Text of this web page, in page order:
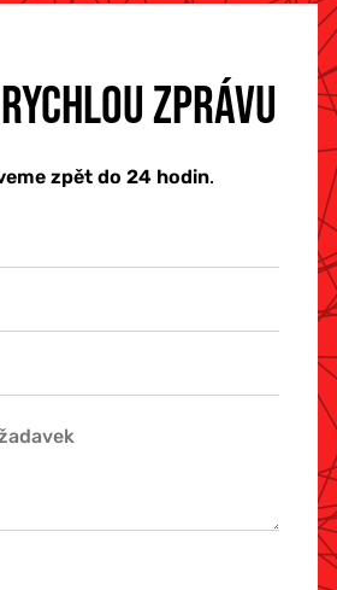
ZPRÁVU
zpět do 24 hodin.